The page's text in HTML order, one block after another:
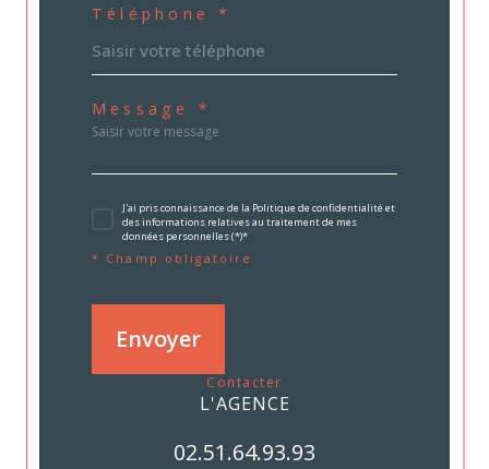
Téléphone *
Message *
J'ai pris connaissance de la Politique de confidentialité et
des informations relatives au traitement de mes
données personnelles (*)*
* Champ obligatoire
Envoyer
contacter
L'AGENCE
02.51.64.93.93